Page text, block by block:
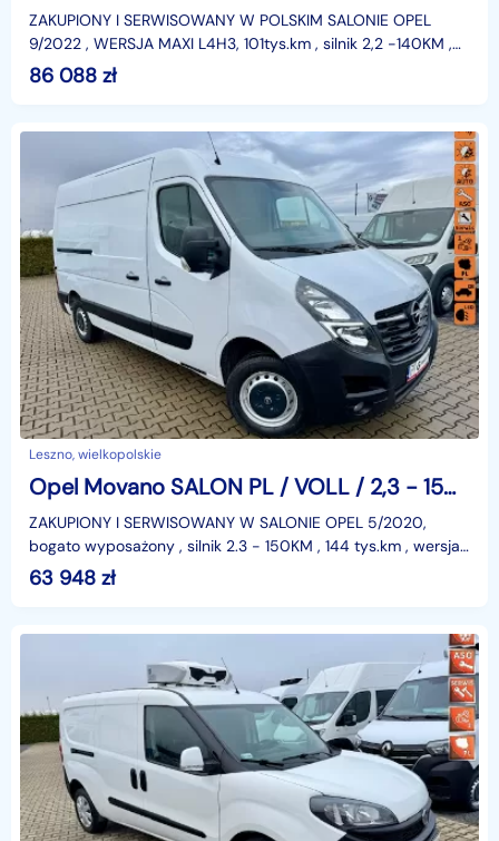
ZAKUPIONY I SERWISOWANY W POLSKIM SALONIE OPEL
9/2022 , WERSJA MAXI L4H3, 101tys.km , silnik 2,2 -140KM ,
ABS, ASR, ESP, KLIMATYZACJA , tempomat , automatyczna
86 088 zł
Leszno, wielkopolskie
Opel Movano SALON PL / VOLL / 2,3 - 150KM / L2H2 / KLIMATRONIC /TEMPOMAT/GWARANC
ZAKUPIONY I SERWISOWANY W SALONIE OPEL 5/2020,
bogato wyposażony , silnik 2.3 - 150KM , 144 tys.km , wersja
L2H2 , KLIMATRONIC , tempomat , duża kolorowa nawiga
63 948 zł